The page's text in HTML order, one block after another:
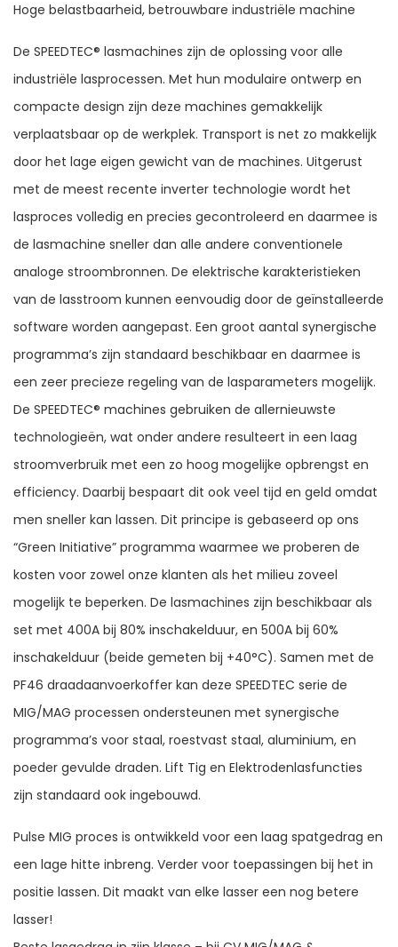
Hoge belastbaarheid, betrouwbare industriële machine
De SPEEDTEC® lasmachines zijn de oplossing voor alle
industriële lasprocessen. Met hun modulaire ontwerp en
compacte design zijn deze machines gemakkelijk
verplaatsbaar op de werkplek. Transport is net zo makkelijk
door het lage eigen gewicht van de machines. Uitgerust
met de meest recente inverter technologie wordt het
lasproces volledig en precies gecontroleerd en daarmee is
de lasmachine sneller dan alle andere conventionele
analoge stroombronnen. De elektrische karakteristieken
van de lasstroom kunnen eenvoudig door de geïnstalleerde
software worden aangepast. Een groot aantal synergische
programma’s zijn standaard beschikbaar en daarmee is
een zeer precieze regeling van de lasparameters mogelijk.
De SPEEDTEC® machines gebruiken de allernieuwste
technologieën, wat onder andere resulteert in een laag
stroomverbruik met een zo hoog mogelijke opbrengst en
efficiency. Daarbij bespaart dit ook veel tijd en geld omdat
men sneller kan lassen. Dit principe is gebaseerd op ons
“Green Initiative” programma waarmee we proberen de
kosten voor zowel onze klanten als het milieu zoveel
mogelijk te beperken. De lasmachines zijn beschikbaar als
set met 400A bij 80% inschakelduur, en 500A bij 60%
inschakelduur (beide gemeten bij +40°C). Samen met de
PF46 draadaanvoerkoffer kan deze SPEEDTEC serie de
MIG/MAG processen ondersteunen met synergische
programma’s voor staal, roestvast staal, aluminium, en
poeder gevulde draden. Lift Tig en Elektrodenlasfuncties
zijn standaard ook ingebouwd.
Pulse MIG proces is ontwikkeld voor een laag spatgedrag en
een lage hitte inbreng. Verder voor toepassingen bij het in
positie lassen. Dit maakt van elke lasser een nog betere
lasser!